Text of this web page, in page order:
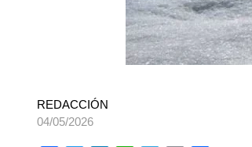
REDACCIÓN
04/05/2026